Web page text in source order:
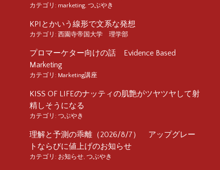
カテゴリ: marketing, つぶやき
KPIとかいう線形で文系な発想
カテゴリ: 西園寺帝国大学 理学部
プロマーケター向けの話 Evidence Based
Marketing
カテゴリ: Marketing講座
KISS OF LIFEのナッティの肌艶がツヤツヤして射
精しそうになる
カテゴリ: つぶやき
理解と予測の乖離（2026/8/7） アップグレー
トならびに値上げのお知らせ
カテゴリ: お知らせ, つぶやき